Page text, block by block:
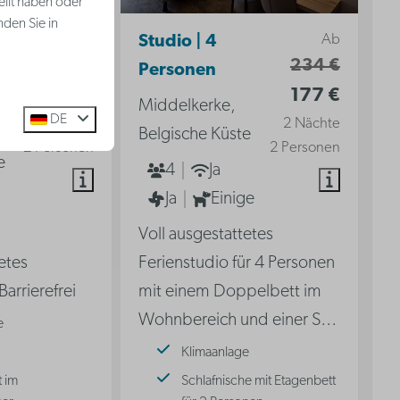
2 Nächte
2 Personen
im
Ab
234 €
177 €
2 Nächte
2 Personen
Studio | 4
Personen
Middelkerke,
Belgische Küste
4
Ja
Ja
Einige
Voll ausgestattetes
Ferienstudio für 4 Personen
mit einem Doppelbett im
Wohnbereich und einer S…
Klimaanlage
Schlafnische mit Etagenbett
Sie in
DE